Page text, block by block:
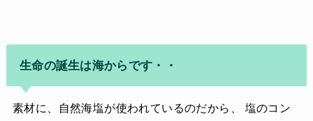
生命の誕生は海からです・・
素材に、自然海塩が使われているのだから、 塩のコン